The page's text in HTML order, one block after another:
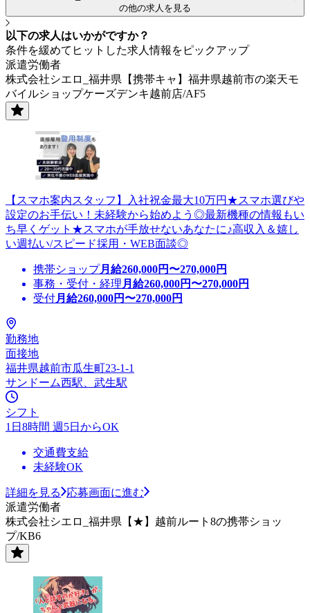
の他の求人を見る
以下の求人はいかがですか？
条件を緩めてヒットした求人情報をピックアップ
派遣労働者
株式会社シエロ_福井県【携帯キャ】福井県越前市の楽天モ
バイルショップケーズデンキ越前店/AF5
【スマホ案内スタッフ】入社祝金最大10万円★スマホ選びや
設定のお手伝い！未経験から始めよう◎最新機種の情報もい
ち早くゲット★スマホが手放せないあなたに♪高収入＆嬉し
い週払い/スピード採用・WEB面談◎
携帯ショップ月給260,000円〜270,000円
事務・受付・経理 月給260,000円〜270,000円
受付月給260,000円〜270,000円
勤務地
面接地
福井県越前市瓜生町23-1-1
サンドーム西駅、武生駅
シフト
1日8時間 週5日からOK
交通費支給
未経験OK
詳細を見る
応募画面に進む
派遣労働者
株式会社シエロ_福井県【★】越前ルート8の携帯ショッ
プ/KB6